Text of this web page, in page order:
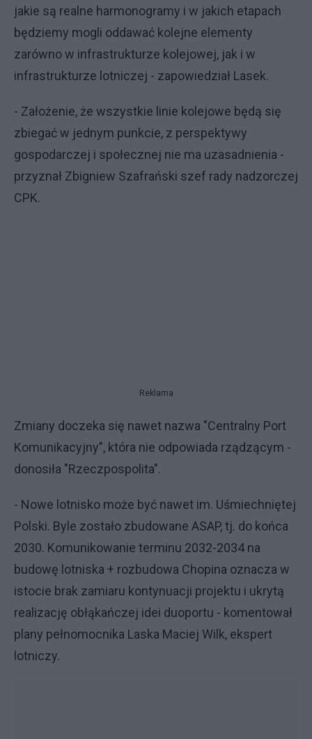
jakie są realne harmonogramy i w jakich etapach
będziemy mogli oddawać kolejne elementy
zarówno w infrastrukturze kolejowej, jak i w
infrastrukturze lotniczej - zapowiedział Lasek.
- Założenie, że wszystkie linie kolejowe będą się
zbiegać w jednym punkcie, z perspektywy
gospodarczej i społecznej nie ma uzasadnienia -
przyznał Zbigniew Szafrański szef rady nadzorczej
CPK.
Reklama
Zmiany doczeka się nawet nazwa "Centralny Port
Komunikacyjny", która nie odpowiada rządzącym -
donosiła "Rzeczpospolita".
- Nowe lotnisko może być nawet im. Uśmiechniętej
Polski. Byle zostało zbudowane ASAP, tj. do końca
2030. Komunikowanie terminu 2032-2034 na
budowę lotniska + rozbudowa Chopina oznacza w
istocie brak zamiaru kontynuacji projektu i ukrytą
realizację obłąkańczej idei duoportu - komentował
plany pełnomocnika Laska Maciej Wilk, ekspert
lotniczy.